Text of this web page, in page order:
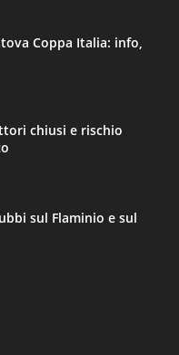
Coppa Italia: info,
chiusi e rischio
sul Flaminio e sul